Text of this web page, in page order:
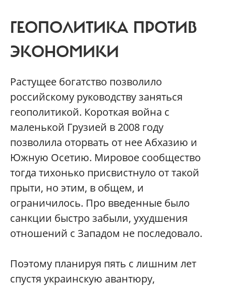
ГЕОПОЛИТИКА ПРОТИВ
ЭКОНОМИКИ
Растущее богатство позволило
российскому руководству заняться
геополитикой. Короткая война с
маленькой Грузией в 2008 году
позволила оторвать от нее Абхазию и
Южную Осетию. Мировое сообщество
тогда тихонько присвистнуло от такой
прыти, но этим, в общем, и
ограничилось. Про введенные было
санкции быстро забыли, ухудшения
отношений с Западом не последовало.
Поэтому планируя пять с лишним лет
спустя украинскую авантюру,